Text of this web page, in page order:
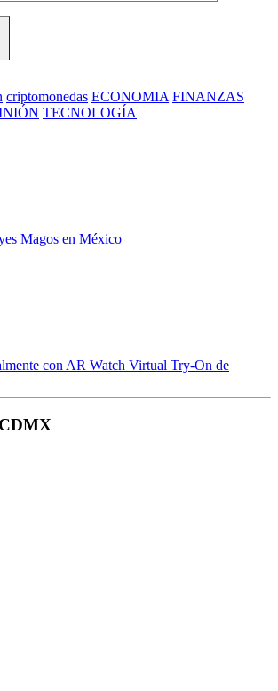
criptomonedas ECONOMIA FINANZAS
TECNOLOGÍA
Magos en México
con AR Watch Virtual Try-On de